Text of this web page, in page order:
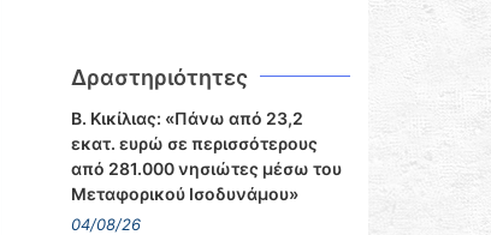
Δραστηριότητες
Β. Κικίλιας: «Πάνω από 23,2
εκατ. ευρώ σε περισσότερους
από 281.000 νησιώτες μέσω του
Μεταφορικού Ισοδυνάμου»
04/08/26